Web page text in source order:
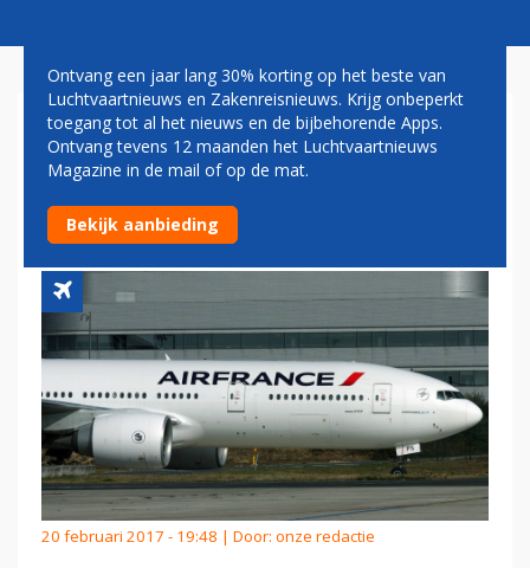
PILOTEN AIR FRANCE
AKKOORD MET OPRICHTING
BOOST
20 februari 2017 - 19:48 | Door: onze redactie
Ontvang een jaar lang 30% korting op het beste van
Luchtvaartnieuws en Zakenreisnieuws. Krijg onbeperkt
toegang tot al het nieuws en de bijbehorende Apps.
Ontvang tevens 12 maanden het Luchtvaartnieuws
Magazine in de mail of op de mat.
Bekijk aanbieding